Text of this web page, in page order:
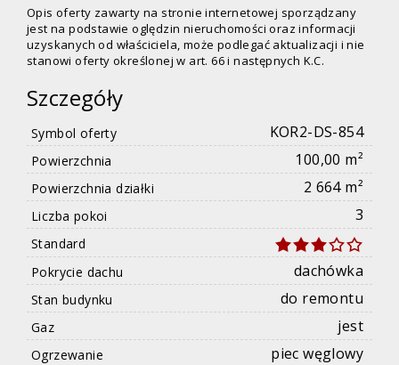
Opis oferty zawarty na stronie internetowej sporządzany
jest na podstawie oględzin nieruchomości oraz informacji
uzyskanych od właściciela, może podlegać aktualizacji i nie
stanowi oferty określonej w art. 66 i następnych K.C.
Szczegóły
Symbol oferty KOR2-DS-854
Powierzchnia 100,00 m²
Powierzchnia działki 2 664 m²
Liczba pokoi 3
Standard
Pokrycie dachu
dachówka
Stan budynku do remontu
Gaz jest
Ogrzewanie piec węglowy